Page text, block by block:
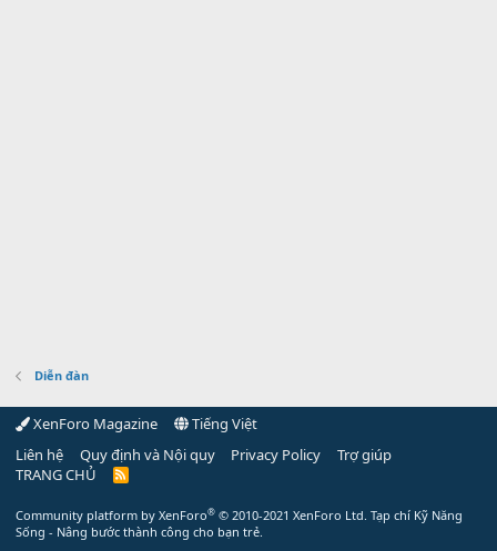
Diễn đàn
XenForo Magazine
Tiếng Việt
Liên hệ
Quy định và Nội quy Privacy Policy
Trợ giúp
TRANG CHỦ
R
Community platform by XenForo® © 2010-2021 XenForo Ltd. Tạp chí Kỹ Năng
Sống - Nâng bước thành công cho bạn trẻ.